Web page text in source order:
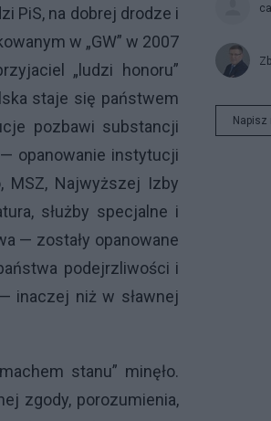
PiS, na dobrej drodze i
w „GW” w 2007
„ludzi honoru”
staje się państwem
pozbawi substancji
opanowanie instytucji
MSZ, Najwyższej Izby
służby specjalne i
— zostały opanowane
podejrzliwości i
inaczej niż w sławnej
stanu” minęło.
zgody, porozumienia,
Napisz